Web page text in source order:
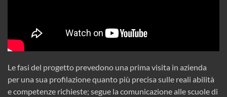
Le fasi del progetto prevedono una prima visita in azienda
per una sua profilazione quanto più precisa sulle reali abilità
e competenze richieste; segue la comunicazione alle scuole di